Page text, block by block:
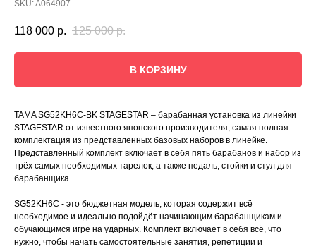
SKU:A064907
118 000 р. 125 000 р.
В КОРЗИНУ
TAMA SG52KH6C-BK STAGESTAR – барабанная установка из линейки
STAGESTAR от известного японского производителя, самая полная
комплектация из представленных базовых наборов в линейке.
Представленный комплект включает в себя пять барабанов и набор из
трёх самых необходимых тарелок, а также педаль, стойки и стул для
барабанщика.
SG52KH6C - это бюджетная модель, которая содержит всё
необходимое и идеально подойдёт начинающим барабанщикам и
обучающимся игре на ударных. Комплект включает в себя всё, что
нужно, чтобы начать самостоятельные занятия, репетиции и